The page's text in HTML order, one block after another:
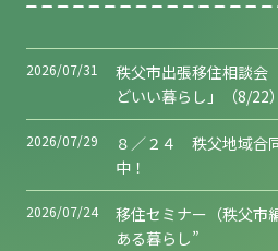
2026/07/31
秩父市出張移住相談
どいい暮らし」（8/22）
2026/07/29
８／２４ 秩父地域合
中！
2026/07/24
移住セミナー（秩父市
ある暮らし”